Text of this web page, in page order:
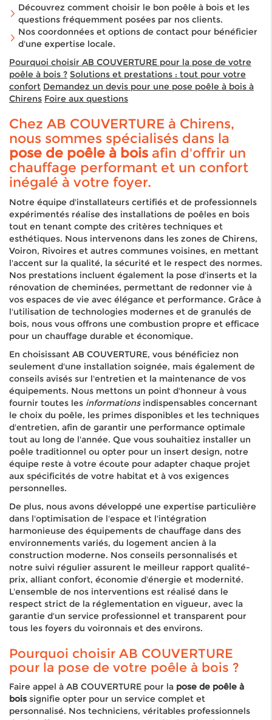
Découvrez comment choisir le bon poêle à bois et les
questions fréquemment posées par nos clients.
Nos coordonnées et options de contact pour bénéficier
d'une expertise locale.
Pourquoi choisir AB COUVERTURE pour la pose de votre
poêle à bois ? Solutions et prestations : tout pour votre
confort Demandez un devis pour une pose poêle à bois à
Chirens Foire aux questions
Chez AB COUVERTURE à Chirens,
nous sommes spécialisés dans la
pose de poêle à bois afin d'offrir un
chauffage performant et un confort
inégalé à votre foyer.
Notre équipe d'installateurs certifiés et de professionnels
expérimentés réalise des installations de poêles en bois
tout en tenant compte des critères techniques et
esthétiques. Nous intervenons dans les zones de Chirens,
Voiron, Rivoires et autres communes voisines, en mettant
l'accent sur la qualité, la sécurité et le respect des normes.
Nos prestations incluent également la pose d'inserts et la
rénovation de cheminées, permettant de redonner vie à
vos espaces de vie avec élégance et performance. Grâce à
l'utilisation de technologies modernes et de granulés de
bois, nous vous offrons une combustion propre et efficace
pour un chauffage durable et économique.
En choisissant AB COUVERTURE, vous bénéficiez non
seulement d'une installation soignée, mais également de
conseils avisés sur l'entretien et la maintenance de vos
équipements. Nous mettons un point d'honneur à vous
fournir toutes les informationsindispensables concernant
le choix du poêle, les primes disponibles et les techniques
d'entretien, afin de garantir une performance optimale
tout au long de l'année. Que vous souhaitiez installer un
poêle traditionnel ou opter pour un insert design, notre
équipe reste à votre écoute pour adapter chaque projet
aux spécificités de votre habitat et à vos exigences
personnelles.
De plus, nous avons développé une expertise particulière
dans l'optimisation de l'espace et l'intégration
harmonieuse des équipements de chauffage dans des
environnements variés, du logement ancien à la
construction moderne. Nos conseils personnalisés et
notre suivi régulier assurent le meilleur rapport qualité-
prix, alliant confort, économie d'énergie et modernité.
L'ensemble de nos interventions est réalisé dans le
respect strict de la réglementation en vigueur, avec la
garantie d'un service professionnel et transparent pour
tous les foyers du voironnais et des environs.
Pourquoi choisir AB COUVERTURE
pour la pose de votre poêle à bois ?
Faire appel à AB COUVERTURE pour la pose de poêle à
bois signifie opter pour un service complet et
personnalisé. Nos techniciens, véritables professionnels